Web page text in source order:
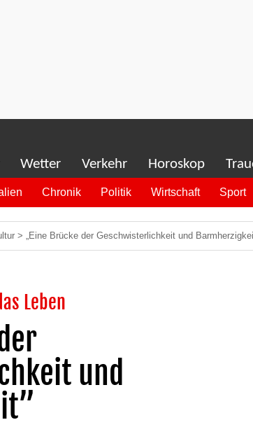
Wetter Verkehr Horoskop
Chronik Politik Wirtschaft Sport
> „Eine Brücke der Geschwisterlichkeit und
Leben
und